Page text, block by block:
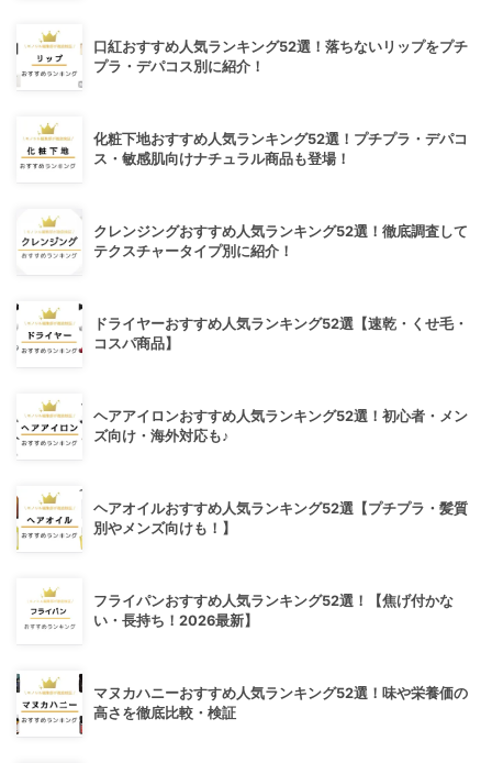
口紅おすすめ人気ランキング52選！落ちないリップをプチ
プラ・デパコス別に紹介！
化粧下地おすすめ人気ランキング52選！プチプラ・デパコ
ス・敏感肌向けナチュラル商品も登場！
クレンジングおすすめ人気ランキング52選！徹底調査して
テクスチャータイプ別に紹介！
ドライヤーおすすめ人気ランキング52選【速乾・くせ毛・
コスパ商品】
ヘアアイロンおすすめ人気ランキング52選！初心者・メン
ズ向け・海外対応も♪
ヘアオイルおすすめ人気ランキング52選【プチプラ・髪質
別やメンズ向けも！】
フライパンおすすめ人気ランキング52選！【焦げ付かな
い・長持ち！2026最新】
マヌカハニーおすすめ人気ランキング52選！味や栄養価の
高さを徹底比較・検証